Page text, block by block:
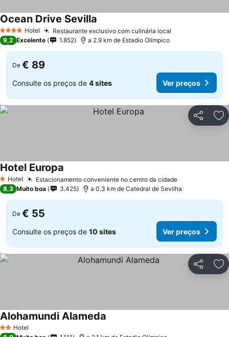
4 EstrelasHotel Restaurante exclusivo com culinária local
Ocean Drive Sevilla
9,2 Excelente 1.852 a 2.9 km de Estadio Olímpico
De € 89
Consulte os preços de 4 sites Ver preços
Partilhar
1 Estrelas
Hotel Estacionamento conveniente no centro da cidadeVer preços
Hotel Europa
8,3 Muito boa 3.425 a 0.3 km de Catedral de Sevilha
De € 55
Consulte os preços de 10 sites Ver preços
Partilhar
2 Estrelas
Hotel
Alohamundi Alameda